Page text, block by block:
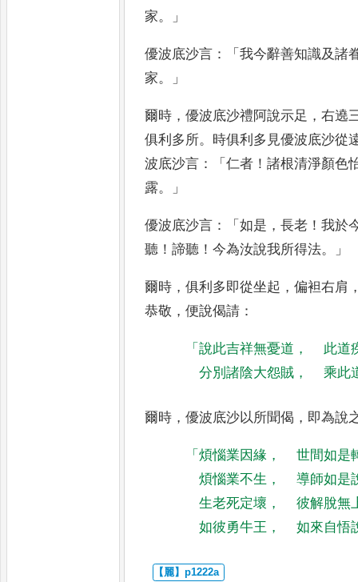
家。」
優波底沙言 ：「我今辭善知識及諸
家。」
爾時 ，優波底沙禮 阿說示足 ，右遶
俱利多所。 時俱利多見優波底沙從
波底沙言 ：「仁者 ！諸根清淨顏色
露。」
優波底沙言 ：「如是 ，長老 ！我於
聽 ！諦聽 ！今為汝說我所得法。」
爾時 ，俱利多即從坐起 ，偏袒右肩
恭敬 ，便說偈請 ：
「說此吉祥無憂道 ，
此道
分別諸陰大怨賊 ， 乘此
爾時 ，優波底沙以所聞偈 ， 即為說
「煩惱業因緣 ，
世間如是
煩惱業不生 ，
導師如是
生老死定壞 ，
彼解脫無
如彼勇牛王 ， 如來自悟